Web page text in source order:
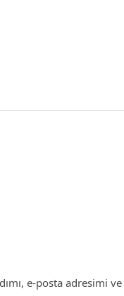
e-posta adresimi